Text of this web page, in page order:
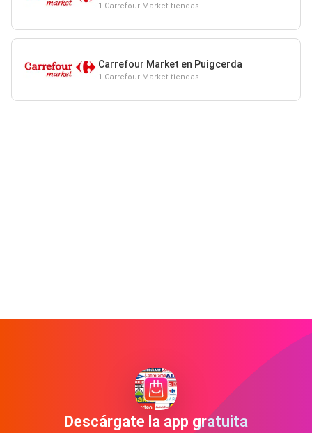
1 Carrefour Market tiendas
Carrefour Market en Puigcerda
1 Carrefour Market tiendas
Descárgate la app gratuita